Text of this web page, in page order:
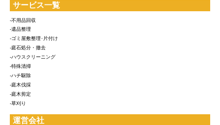
サービス一覧
-不用品回収
-遺品整理
-ゴミ屋敷整理･片付け
-庭石処分・撤去
-ハウスクリーニング
-特殊清掃
-ハチ駆除
-庭木伐採
-庭木剪定
-草刈り
運営会社